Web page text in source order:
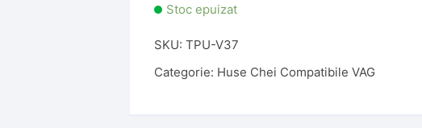
Stoc epuizat
SKU: TPU-V37
Categorie: Huse Chei Compatibile VAG